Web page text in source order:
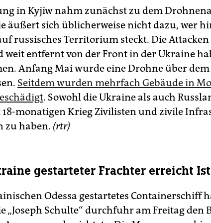
in Kyjiw nahm zunächst zu dem
äußert sich üblicherweise nicht dazu, wer
russisches Territorium steckt. Die
weit entfernt von der Front in der Ukraine
Anfang Mai wurde eine Drohne über
Seitdem wurden mehrfach Gebäude in
. Sowohl die Ukraine als auch
18-monatigen Krieg Zivilisten und zivile
zu haben. (rtr)
gestarteter Frachter erreicht
Odessa gestartetes Containerschiff
„Joseph Schulte“ durchfuhr am Freitag den